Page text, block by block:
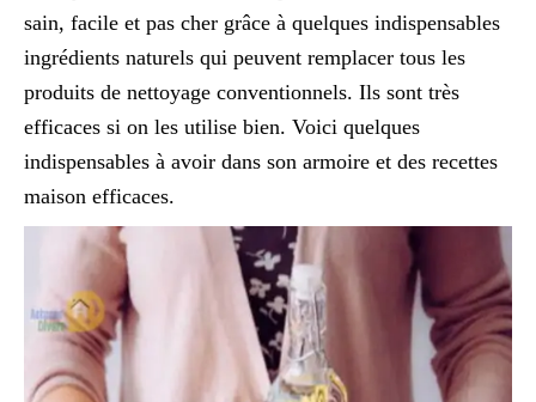
sain, facile et pas cher grâce à quelques indispensables
ingrédients naturels qui peuvent remplacer tous les
produits de nettoyage conventionnels. Ils sont très
efficaces si on les utilise bien. Voici quelques
indispensables à avoir dans son armoire et des recettes
maison efficaces.